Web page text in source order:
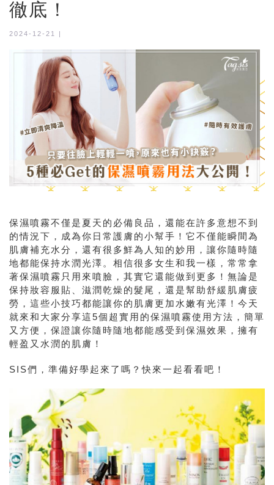
徹底！
2024-12-21 |
保濕噴霧不僅是夏天的必備良品，還能在許多意想不到
的情況下，成為你日常護膚的小幫手！它不僅能瞬間為
肌膚補充水分，還有很多鮮為人知的妙用，讓你隨時隨
地都能保持水潤光澤。相信很多女生和我一樣，常常拿
著保濕噴霧只用來噴臉，其實它還能做到更多！無論是
保持妝容服貼、滋潤乾燥的髮尾，還是幫助舒緩肌膚疲
勞，這些小技巧都能讓你的肌膚更加水嫩有光澤！今天
就來和大家分享這5個超實用的保濕噴霧使用方法，簡單
又方便，保證讓你隨時隨地都能感受到保濕效果，擁有
輕盈又水潤的肌膚！
SIS們，準備好學起來了嗎？快來一起看看吧！